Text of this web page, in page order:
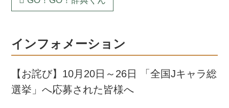
インフォメーション
【お詫び】10月20日～26日 「全国Jキャラ総
選挙」へ応募された皆様へ